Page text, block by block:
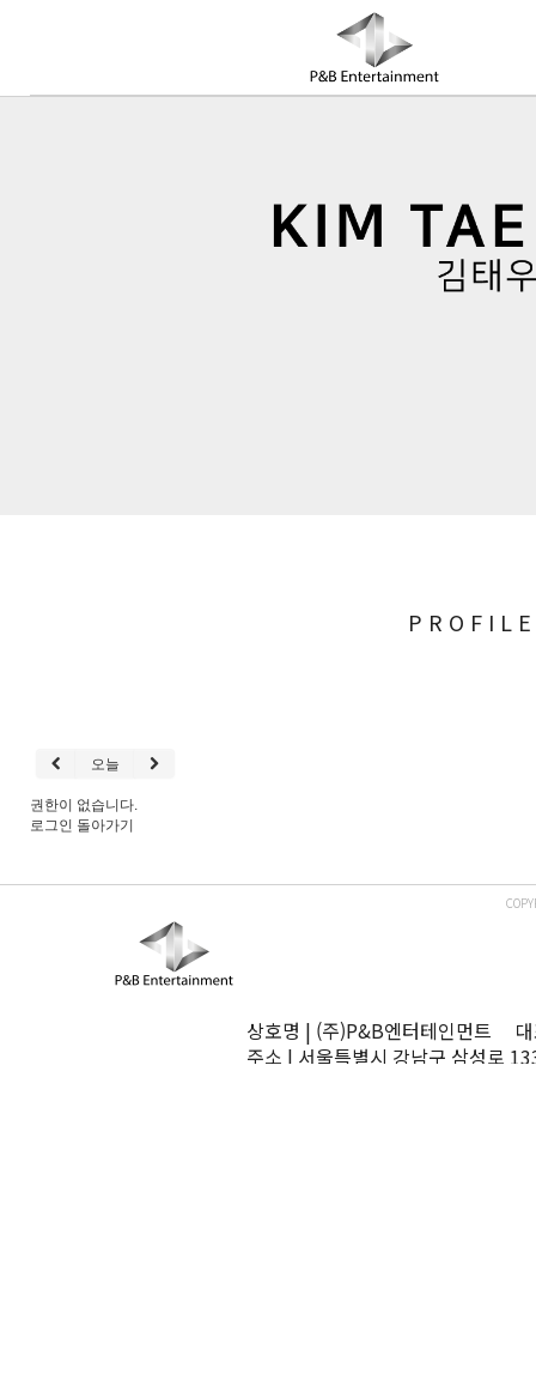
COMPANY
PROFILE
오늘
권한이 없습니다.
로그인 돌아가기
상호명 | (주)P&B엔터테인먼트
주소 | 서울특별시 강남구 삼성로